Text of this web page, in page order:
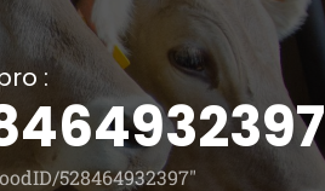
:
528464932397"